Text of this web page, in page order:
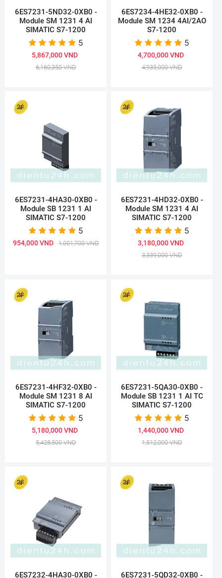
6ES7231-5ND32-0XB0 -
Module SM 1231 4 AI
SIMATIC S7-1200
5
5,867,000 VND
6,160,350 VND
6ES7234-4HE32-0XB0 -
Module SM 1234 4AI/2AO
S7-1200
5
4,700,000 VND
4,935,000 VND
6ES7231-4HA30-0XB0 -
Module SB 1231 1 AI
SIMATIC S7-1200
5
954,000 VND 1,001,700 VND
6ES7231-4HD32-0XB0 -
Module SM 1231 4 AI
SIMATIC S7-1200
5
3,180,000 VND
3,339,000 VND
6ES7231-4HF32-0XB0 -
Module SM 1231 8 AI
SIMATIC S7-1200
5
5,180,000 VND
5,428,500 VND
6ES7231-5QA30-0XB0 -
Module SB 1231 1 AI TC
SIMATIC S7-1200
5
1,440,000 VND
1,512,000 VND
6ES7232-4HA30-0XB0 -
6ES7231-5QD32-0XB0 -